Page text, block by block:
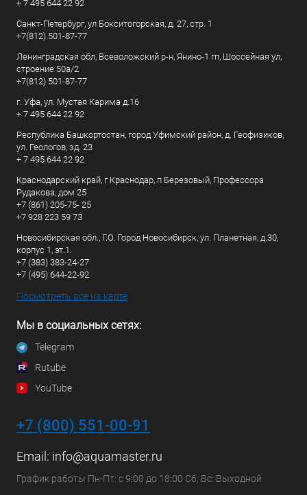
+ 7 495 644 22 92
Санкт-Петербург, ул Бокситогорская, д. 27, стр. 1
+7(812) 501-87-77
Ленинградская обл, Всеволожский р-н, Янино-1 гп, Шоссейная ул,
строение 50а/2
+7(812) 501-87-77
г. Уфа, ул. Мустая Карима д.16
+ 7 495 644 22 92
Республика Башкортостан, город Уфимский район, д. Геофизиков,
ул. Геологов, зд. 23
+ 7 495 644 22 92
Краснодарский край, г Краснодар, п Березовый, Профессора
Рудакова, дом 25
+7 (861) 205-75- 25
+7 928 223 59 73
Новосибирская обл., Г.О. Город Новосибирск, ул. Планетная, д.30,
корпус 1, эт.1.
+7 (383) 383-24-27
+7 (495) 644-22-92
Посмотреть все на карте
Мы в социальных сетях:
Telegram
Rutube
YouTube
+7 (800) 551-00-91
Email: info@aquamaster.ru
График работы Пн-Пт: с 9:00 до 18:00 Сб, Вс: Выходной